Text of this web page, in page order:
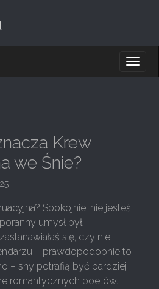
Krew
we Śnie?
Spokojnie, nie jesteś
umysł był
się, czy nie
– prawdopodobnie to
– sny potrafią być bardziej
romantycznych poetów.